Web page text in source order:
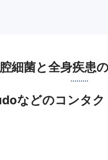
細菌と全身疾患
などのコンタク